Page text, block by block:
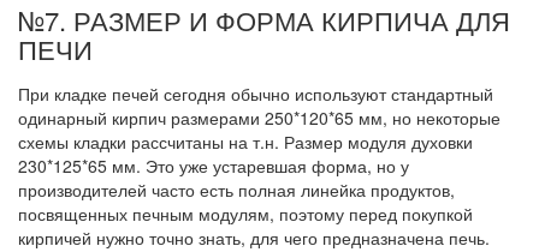
№7. РАЗМЕР И ФОРМА КИРПИЧА ДЛЯ
ПЕЧИ
При кладке печей сегодня обычно используют стандартный
одинарный кирпич размерами 250*120*65 мм, но некоторые
схемы кладки рассчитаны на т.н. Размер модуля духовки
230*125*65 мм. Это уже устаревшая форма, но у
производителей часто есть полная линейка продуктов,
посвященных печным модулям, поэтому перед покупкой
кирпичей нужно точно знать, для чего предназначена печь.